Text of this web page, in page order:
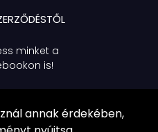
minket a
is!
annak érdekében,